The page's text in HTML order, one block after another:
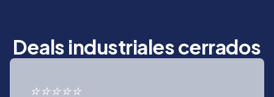
Deals industriales cerrados
⭐⭐⭐⭐⭐